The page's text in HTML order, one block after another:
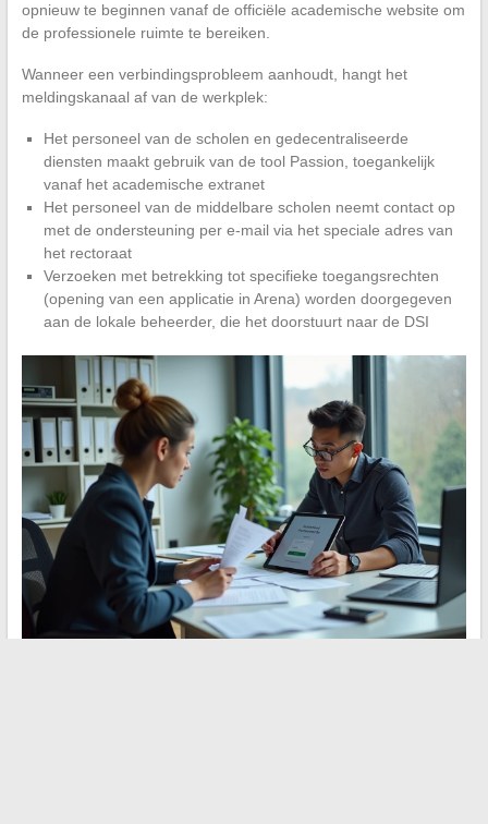
opnieuw te beginnen vanaf de officiële academische website om
de professionele ruimte te bereiken.
Wanneer een verbindingsprobleem aanhoudt, hangt het
meldingskanaal af van de werkplek:
Het personeel van de scholen en gedecentraliseerde
diensten maakt gebruik van de tool Passion, toegankelijk
vanaf het academische extranet
Het personeel van de middelbare scholen neemt contact op
met de ondersteuning per e-mail via het speciale adres van
het rectoraat
Verzoeken met betrekking tot specifieke toegangsrechten
(opening van een applicatie in Arena) worden doorgegeven
aan de lokale beheerder, die het doorstuurt naar de DSI